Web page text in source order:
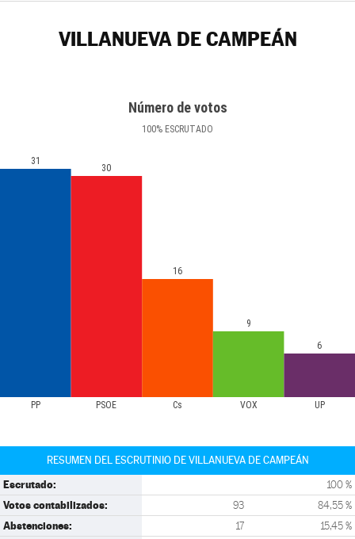
VILLANUEVA DE CAMPEÁN
Número de votos
100% ESCRUTADO
PP PSOE Cs VOX UP
31
30
16
9
6
RESUMEN DEL ESCRUTINIO DE VILLANUEVA DE CAMPEÁN
Escrutado: 100 %
Votos contabilizados: 93 84,55 %
Abstenciones: 17 15,45 %